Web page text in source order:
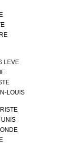
LEVE
LOUIS
UNIS